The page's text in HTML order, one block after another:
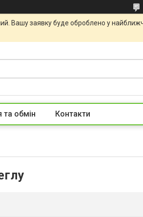
Вашу заявку буде оброблено у
та обмін Контакти